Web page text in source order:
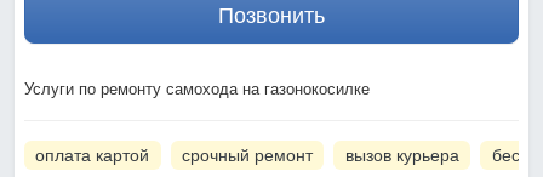
Позвонить
Услуги по ремонту самохода на газонокосилке
оплата картой срочный ремонт вызов курьера